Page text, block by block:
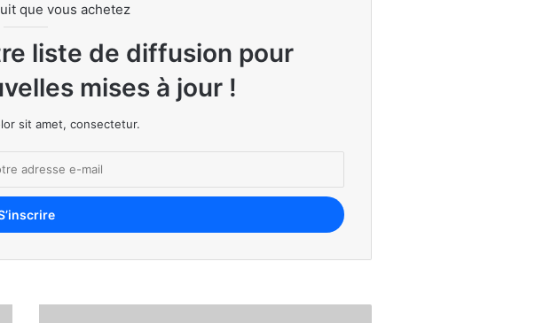
2026
les plus riches d’Afrique
que vous achetez
liste de diffusion pour
mises à jour !
sit amet, consectetur.